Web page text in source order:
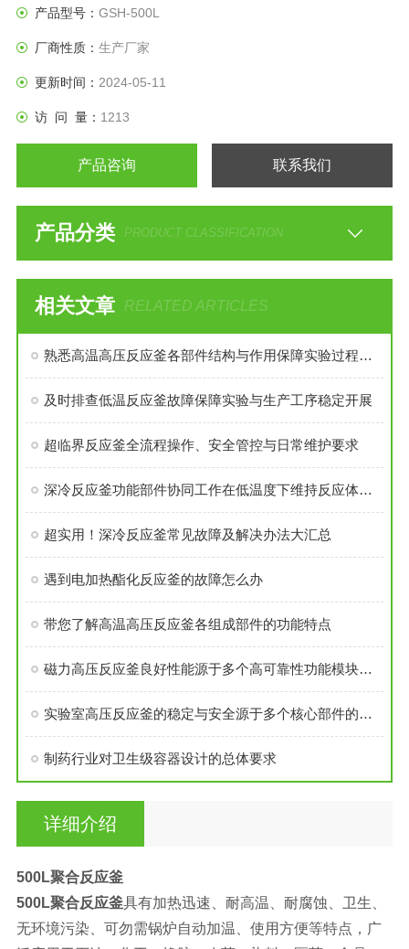
萃取以及气体吸收等物理变化过程均需要采用搅拌装置才能得
产品型号： GSH-500L
厂商性质： 生产厂家
更新时间： 2024-05-11
访 问 量： 1213
产品咨询 联系我们
产品分类 PRODUCT CLASSIFICATION
相关文章 RELATED ARTICLES
熟悉高温高压反应釜各部件结构与作用保障实验过程安全稳定
及时排查低温反应釜故障保障实验与生产工序稳定开展
超临界反应釜全流程操作、安全管控与日常维护要求
深冷反应釜功能部件协同工作在低温度下维持反应体系的稳定性
超实用！深冷反应釜常见故障及解决办法大汇总
遇到电加热酯化反应釜的故障怎么办
带您了解高温高压反应釜各组成部件的功能特点
磁力高压反应釜良好性能源于多个高可靠性功能模块的精密集成
实验室高压反应釜的稳定与安全源于多个核心部件的科学设计
制药行业对卫生级容器设计的总体要求
详细介绍
500L聚合反应釜
500L聚合反应釜具有加热迅速、耐高温、耐腐蚀、卫生、
无环境污染、可勿需锅炉自动加温、使用方便等特点，广